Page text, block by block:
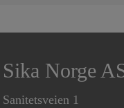
Sika Norge
Sanitetsveien 1